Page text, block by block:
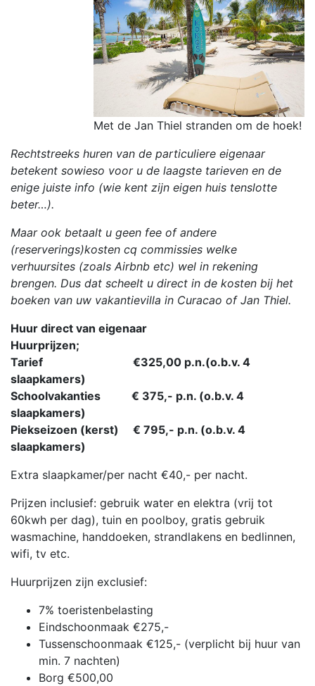
Met de Jan Thiel stranden om de hoek!
Rechtstreeks huren van de particuliere eigenaar
betekent sowieso voor u de laagste tarieven en de
enige juiste info (wie kent zijn eigen huis tenslotte
beter…).
Maar ook betaalt u geen fee of andere
(reserverings)kosten cq commissies welke
verhuursites (zoals Airbnb etc) wel in rekening
brengen. Dus dat scheelt u direct in de kosten bij het
boeken van uw vakantievilla in Curacao of Jan Thiel.
Huur direct van eigenaar
Huurprijzen;
Tarief €325,00 p.n.(o.b.v. 4
slaapkamers)
Schoolvakanties € 375,- p.n. (o.b.v. 4
slaapkamers)
Piekseizoen (kerst) € 795,- p.n. (o.b.v. 4
slaapkamers)
Extra slaapkamer/per nacht €40,- per nacht.
Prijzen inclusief: gebruik water en elektra (vrij tot
60kwh per dag), tuin en poolboy, gratis gebruik
wasmachine, handdoeken, strandlakens en bedlinnen,
wifi, tv etc.
Huurprijzen zijn exclusief:
7% toeristenbelasting
Eindschoonmaak €275,-
Tussenschoonmaak €125,- (verplicht bij huur van
min. 7 nachten)
Borg €500,00